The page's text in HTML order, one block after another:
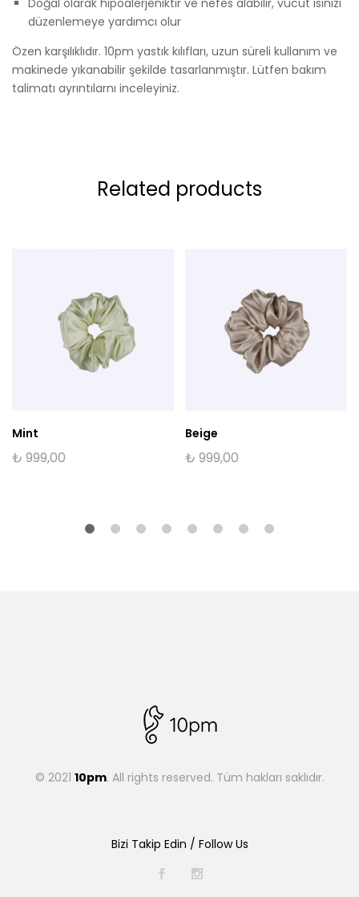
Doğal olarak hipoalerjeniktir ve nefes alabilir, vücut ısınızı
düzenlemeye yardımcı olur
Özen karşılıklıdır. 10pm yastık kılıfları, uzun süreli kullanım ve
makinede yıkanabilir şekilde tasarlanmıştır. Lütfen bakım
talimatı ayrıntılarnı inceleyiniz.
Related products
Mint
₺ 999,00
Beige
₺ 999,00
© 2021 10pm. All rights reserved. Tüm hakları saklıdır.
Bizi Takip Edin / Follow Us